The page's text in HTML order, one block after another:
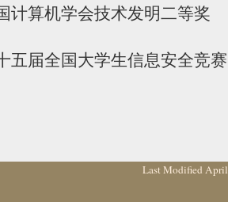
计算机学会技术发明二等奖
五届全国大学生信息安全竞
Last Modified